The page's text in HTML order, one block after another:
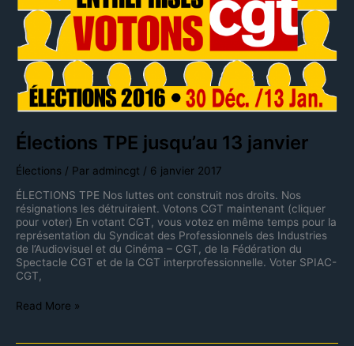
Élections TPE jusqu’au 13 janvier
Élections / Par admincgt / 6 janvier 2017
ÉLECTIONS TPE Nos luttes ont construit nos droits. Nos
résignations les détruiraient. Votons CGT maintenant (cliquer
pour voter) En votant CGT, vous votez en même temps pour la
représentation du Syndicat des Professionnels des Industries
de l’Audiovisuel et du Cinéma – CGT, de la Fédération du
Spectacle CGT et de la CGT interprofessionnelle. Voter SPIAC-
CGT,
Read More »